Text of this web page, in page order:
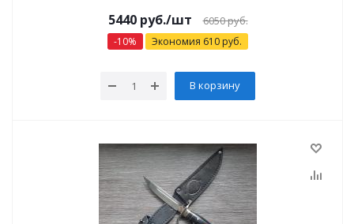
5440 руб./шт 6050 руб.
-10% Экономия 610 руб.
В корзину